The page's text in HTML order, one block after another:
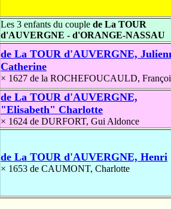
Les 3 enfants du couple de La TOUR
d'AUVERGNE - d'ORANGE-NASSAU
de La TOUR d'AUVERGNE,
Catherine
× 1627 de la ROCHEFOUCAULD,
de La TOUR d'AUVERGNE,
"Elisabeth" Charlotte
× 1624 de DURFORT, Gui Aldonce
de La TOUR d'AUVERGNE, Henri
× 1653 de CAUMONT, Charlotte